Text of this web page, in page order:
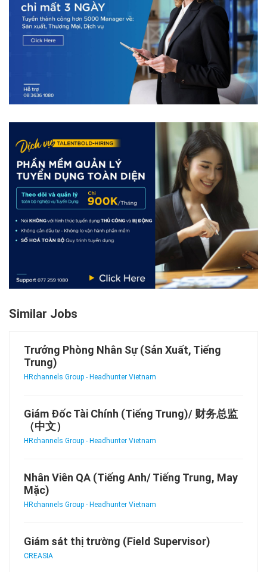
Similar Jobs
Trưởng Phòng Nhân Sự (Sản Xuất, Tiếng
Trung)
HRchannels Group - Headhunter Vietnam
Giám Đốc Tài Chính (Tiếng Trung)/ 财务总监
（中文）
HRchannels Group - Headhunter Vietnam
Nhân Viên QA (Tiếng Anh/ Tiếng Trung, May
Mặc)
HRchannels Group - Headhunter Vietnam
Giám sát thị trường (Field Supervisor)
CREASIA